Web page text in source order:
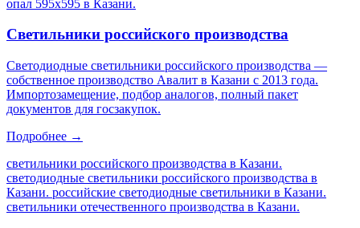
опал 595х595 в Казани.
Светильники российского производства
Светодиодные светильники российского производства —
собственное производство Авалит в Казани с 2013 года.
Импортозамещение, подбор аналогов, полный пакет
документов для госзакупок.
Подробнее →
светильники российского производства в Казани.
светодиодные светильники российского производства в
Казани. российские светодиодные светильники в Казани.
светильники отечественного производства в Казани.